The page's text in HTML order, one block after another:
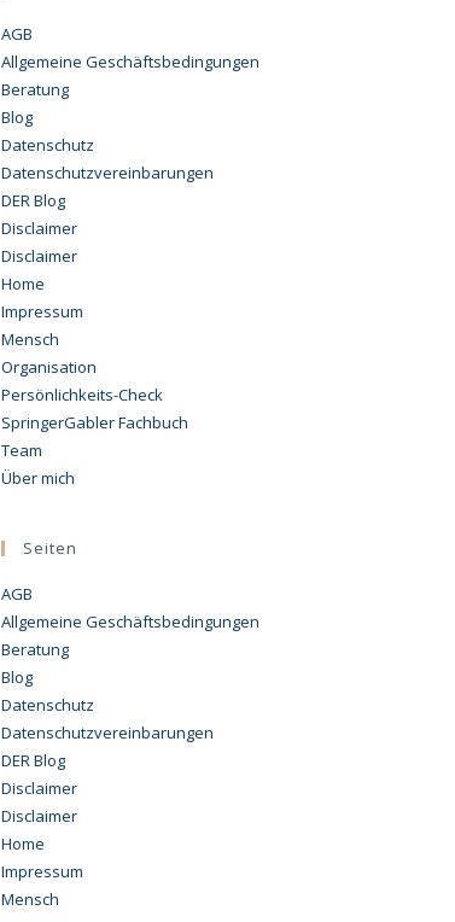
AGB
Allgemeine Geschäftsbedingungen
Beratung
Blog
Datenschutz
Datenschutzvereinbarungen
DER Blog
Disclaimer
Disclaimer
Home
Impressum
Mensch
Organisation
Persönlichkeits-Check
SpringerGabler Fachbuch
Team
Über mich
Seiten
AGB
Allgemeine Geschäftsbedingungen
Beratung
Blog
Datenschutz
Datenschutzvereinbarungen
DER Blog
Disclaimer
Disclaimer
Home
Impressum
Mensch